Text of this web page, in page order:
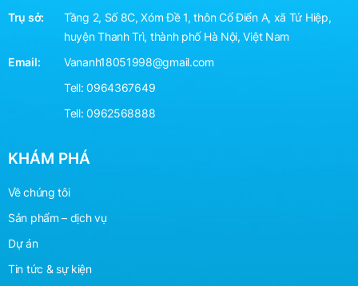
Trụ sở:
Tầng 2, Số 8C, Xóm Đề 1, thôn Cổ Điển A, xã Tứ Hiệp,
huyện Thanh Trì, thành phố Hà Nội, Việt Nam
Email:
Vananh18051998@gmail.com
Tell:0964367649
Tell:0962568888
KHÁM PHÁ
Về chúng tôi
Sản phẩm – dịch vụ
Dự án
Tin tức & sự kiện